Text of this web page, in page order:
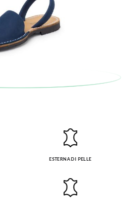
ESTERNA DI PELLE